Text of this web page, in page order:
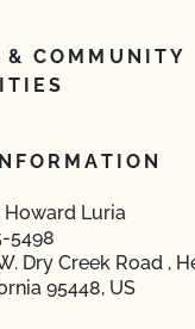
& COMMUNITY
Howard Luria
5498
Dry Creek Road ,
95448, US